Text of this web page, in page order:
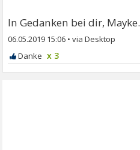
In Gedanken bei dir, Mayke.
06.05.2019 15:06 •
x 3